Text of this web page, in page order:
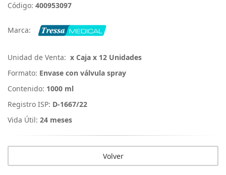
Código: 400953097
Marca:
Unidad de Venta: x Caja x 12 Unidades
Formato: Envase con válvula spray
Contenido: 1000 ml
Registro ISP: D-1667/22
Vida Útil: 24 meses
Volver